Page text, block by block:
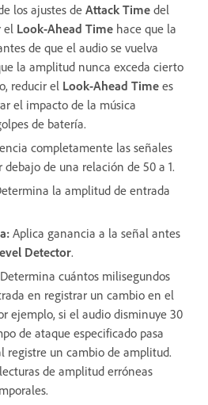
los ajustes de Attack Time del
el Look-Ahead Time hace que la
de que el audio se vuelva
la amplitud nunca exceda cierto
reducir el Look-Ahead Time es
el impacto de la música
de batería.
completamente las señales
de una relación de 50 a 1.
la amplitud de entrada
: Aplica ganancia a la señal antes
Detector.
Determina cuántos milisegundos
en registrar un cambio en el
ejemplo, si el audio disminuye 30
de ataque especificado pasa
registre un cambio de amplitud.
de amplitud erróneas